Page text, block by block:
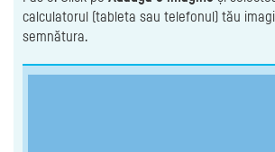
calculatorul (tableta sau telefonul) tău
semnătura.